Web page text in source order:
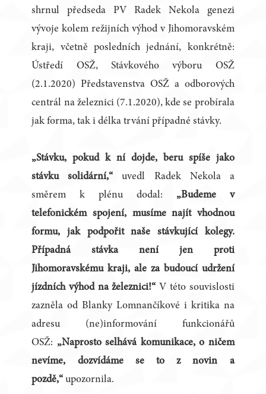
shrnul předseda PV Radek Nekola genezi
vývoje kolem režijních výhod v Jihomoravském
kraji, včetně posledních jednání, konkrétně:
Ústředí OSŽ, Stávkového výboru OSŽ
(2.1.2020) Představenstva OSŽ a odborových
centrál na železnici (7.1.2020), kde se probírala
jak forma, tak i délka trvání případné stávky.
„Stávku, pokud k ní dojde, beru spíše jako
stávku solidární,“ uvedl Radek Nekola a
směrem k plénu dodal: „Budeme v
telefonickém spojení, musíme najít vhodnou
formu, jak podpořit naše stávkující kolegy.
Případná stávka není jen proti
Jihomoravskému kraji, ale za budoucí udržení
jízdních výhod na železnici!“ V této souvislosti
zazněla od Blanky Lomnančíkové i kritika na
adresu (ne)informování funkcionářů
OSŽ: „Naprosto selhává komunikace, o ničem
nevíme, dozvídáme se to z novin a
pozdě,“ upozornila.